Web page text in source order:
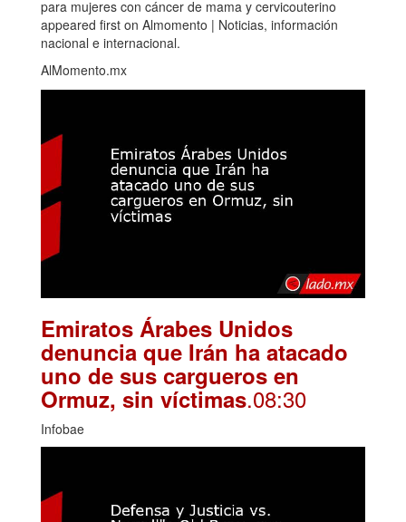
para mujeres con cáncer de mama y cervicouterino
appeared first on Almomento | Noticias, información
nacional e internacional.
AlMomento.mx
Emiratos Árabes Unidos
denuncia que Irán ha atacado
uno de sus cargueros en
Ormuz, sin víctimas.08:30
Infobae